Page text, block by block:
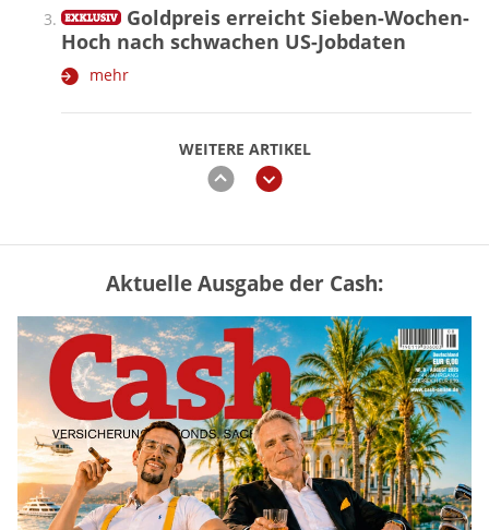
WEITERE ARTIKEL
zurückweiter
Goldpreis erreicht Sieben-Wochen-
Hoch nach schwachen US-Jobdaten
mehr
Vermieter-Zutritt: Wann Mieter
die Wohnung öffnen müssen
mehr
Goldpreis erreicht Sieben-Wochen-
Hoch nach schwachen US-Jobdaten
mehr
Aktuelle Ausgabe der Cash: